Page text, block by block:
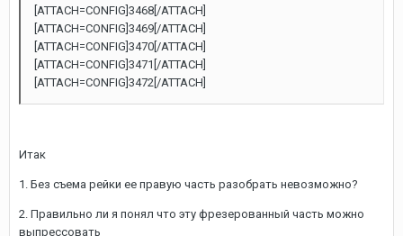
[ATTACH=CONFIG]3468[/ATTACH]
[ATTACH=CONFIG]3469[/ATTACH]
[ATTACH=CONFIG]3470[/ATTACH]
[ATTACH=CONFIG]3471[/ATTACH]
[ATTACH=CONFIG]3472[/ATTACH]
Итак
1. Без съема рейки ее правую часть разобрать невозможно?
2. Правильно ли я понял что эту фрезерованный часть можно
выпрессовать